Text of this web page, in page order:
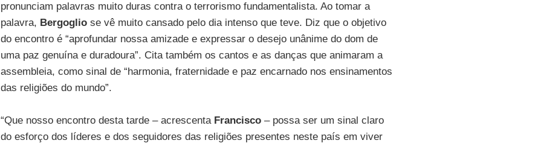
pronunciam palavras muito duras contra o terrorismo fundamentalista. Ao tomar a
palavra, Bergogliose vê muito cansado pelo dia intenso que teve. Diz que o objetivo
do encontro é “aprofundar nossa amizade e expressar o desejo unânime do dom de
uma paz genuína e duradoura”. Cita também os cantos e as danças que animaram a
assembleia, como sinal de “harmonia, fraternidade e paz encarnado nos ensinamentos
das religiões do mundo”.
“Que nosso encontro desta tarde – acrescenta Francisco– possa ser um sinal claro
do esforço dos líderes e dos seguidores das religiões presentes neste país em viver